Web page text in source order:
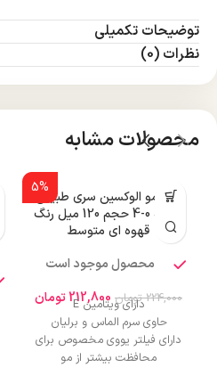
توضیحات تکمیلی
نظرات (0)
محصولات مشابه
5%
رنگ مو الوکسین سری طبیعی
شماره 0-4 حجم 120 میل رنگ
قهوه ای متوسط
محصول موجود است
224,000 تومان 212,800تومان
دارای ویتامین E
حاوی سرم الماس و برلیان
دارای فیلتر یووی مخصوص برای
محافظت بیشتر از مو